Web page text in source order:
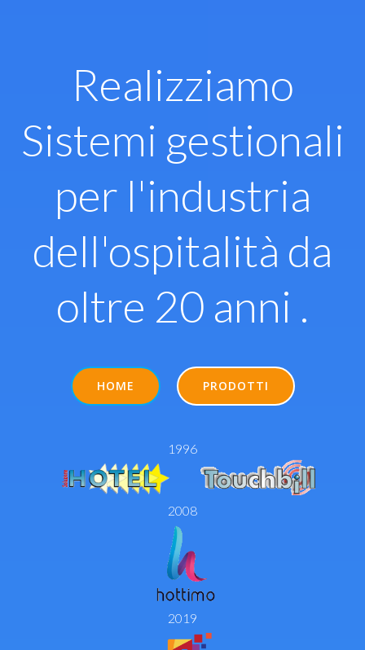
Realizziamo
Sistemi gestionali
per l'industria
dell'ospitalità da
oltre 20 anni .
HOME PRODOTTI
1996
2008
2019